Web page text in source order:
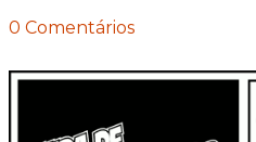
0 Comentários